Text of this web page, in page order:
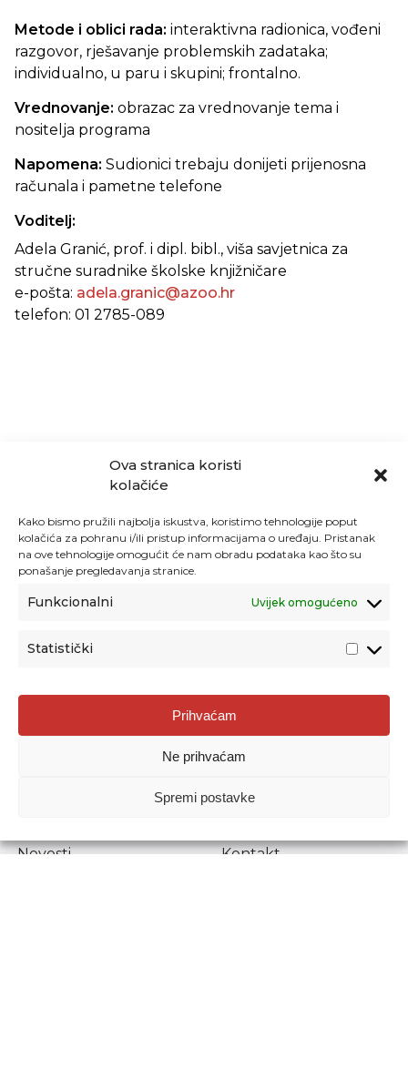
Ova stranica koristi
kolačiće
Kako bismo pružili najbolja iskustva, koristimo tehnologije poput
kolačića za pohranu i/ili pristup informacijama o uređaju. Pristanak
na ove tehnologije omogućit će nam obradu podataka kao što su
ponašanje pregledavanja stranice.
Funkcionalni Uvijek omogućeno
Statistički
Prihvaćam
Ne prihvaćam
Spremi postavke
Metode i oblici rada: interaktivna radionica, vođeni
razgovor, rješavanje problemskih zadataka;
individualno, u paru i skupini; frontalno.
Vrednovanje: obrazac za vrednovanje tema i
nositelja programa
Napomena: Sudionici trebaju donijeti prijenosna
računala i pametne telefone
Voditelj:
Adela Granić, prof. i dipl. bibl., viša savjetnica za
stručne suradnike školske knjižničare
e-pošta: adela.granic@azoo.hr
telefon: 01 2785-089
Agencija za odgoj i obrazovanje
Donje Svetice 38, 10000 Zagreb
1778129
Prenošenje sadržaja dopušteno je uz navođenje izvora.
Novosti
Kontakt